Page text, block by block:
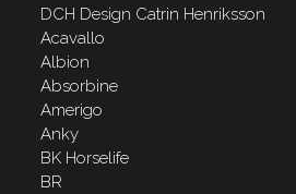
DCH Design Catrin Henriksson
Acavallo
Albion
Absorbine
Amerigo
Anky
BK Horselife
BR